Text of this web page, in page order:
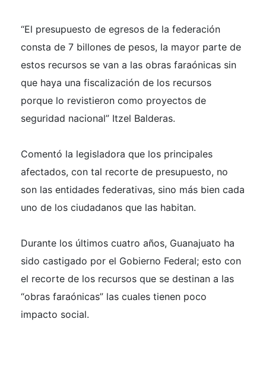
“El presupuesto de egresos de la federación
consta de 7 billones de pesos, la mayor parte de
estos recursos se van a las obras faraónicas sin
que haya una fiscalización de los recursos
porque lo revistieron como proyectos de
seguridad nacional” Itzel Balderas.
Comentó la legisladora que los principales
afectados, con tal recorte de presupuesto, no
son las entidades federativas, sino más bien cada
uno de los ciudadanos que las habitan.
Durante los últimos cuatro años, Guanajuato ha
sido castigado por el Gobierno Federal; esto con
el recorte de los recursos que se destinan a las
“obras faraónicas” las cuales tienen poco
impacto social.